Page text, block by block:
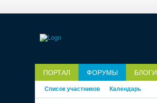
ПОРТАЛ ФОРУМЫ БЛОГИ
Список участников Календарь